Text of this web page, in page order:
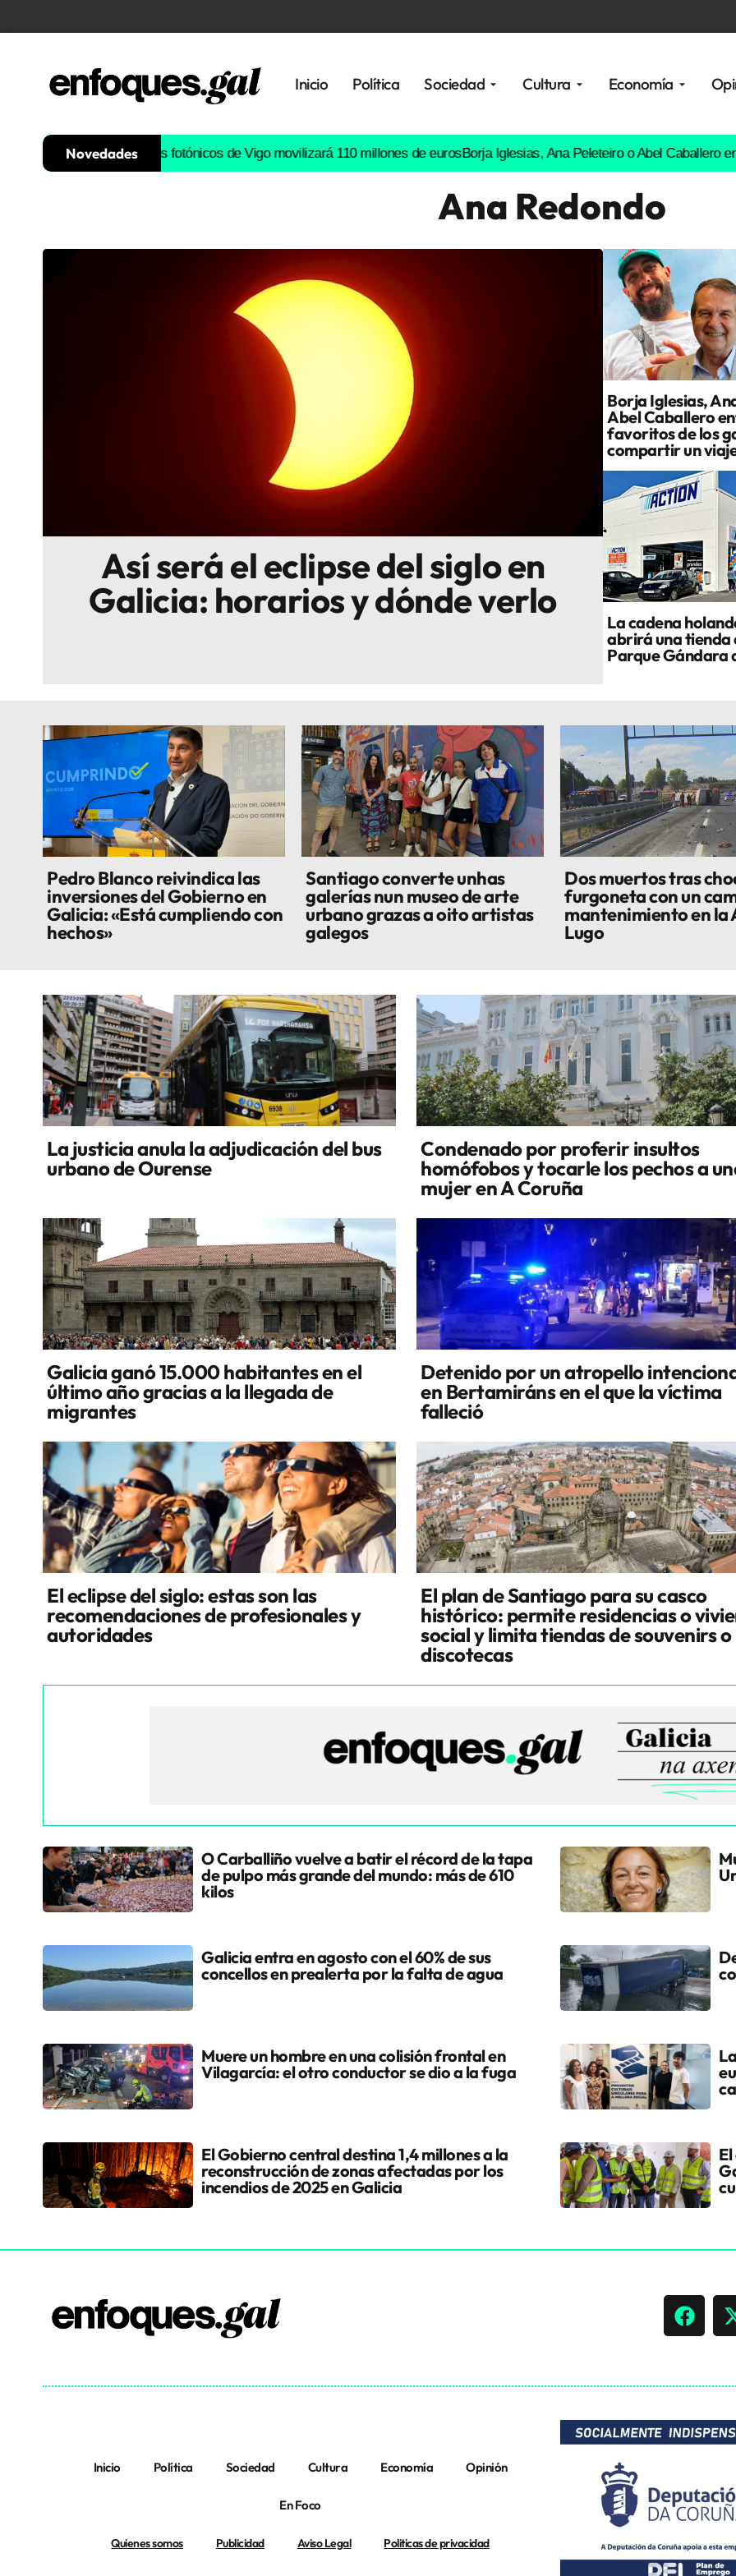
Inicio Política Sociedad Cultura Economía
Histórica
Novedades
semiconductores fotónicos de Vigo movilizará 110 millones de eurosBorja Iglesias, Ana Peleteiro o Abel Caballero entre
Ana Redondo
Así será el eclipse del siglo en
Galicia: horarios y dónde verlo
Borja Iglesias,
Abel Caballero
favoritos de los
compartir un
La cadena
abrirá una tienda
Parque Gándara
Pedro Blanco reivindica las
inversiones del Gobierno en
Galicia: «Está cumpliendo con
hechos»
Santiago converte unhas
galerías nun museo de arte
urbano grazas a oito artistas
galegos
Dos muertos tras
furgoneta con un
mantenimiento en la
Lugo
La justicia anula la adjudicación del bus
urbano de Ourense
Condenado por proferir insultos
homófobos y tocarle los pechos a
mujer en A Coruña
Galicia ganó 15.000 habitantes en el
último año gracias a la llegada de
migrantes
Detenido por un atropello
en Bertamiráns en el que la víctima
falleció
El eclipse del siglo: estas son las
recomendaciones de profesionales y
autoridades
El plan de Santiago para su casco
histórico: permite residencias o
social y limita tiendas de souvenirs o
discotecas
O Carballiño vuelve a batir el récord de la tapa
de pulpo más grande del mundo: más de 610
kilos
Galicia entra en agosto con el 60% de sus
concellos en prealerta por la falta de agua
Muere un hombre en una colisión frontal en
Vilagarcía: el otro conductor se dio a la fuga
El Gobierno central destina 1,4 millones a la
reconstrucción de zonas afectadas por los
incendios de 2025 en Galicia
Inicio Política Sociedad Cultura Economía Opinión
En Foco
Quienes somos Publicidad Aviso Legal Politicas de privacidad